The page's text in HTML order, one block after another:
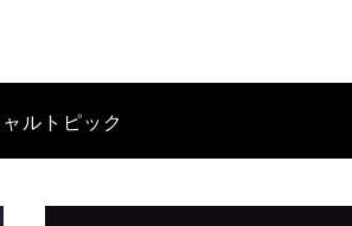
ルトピック